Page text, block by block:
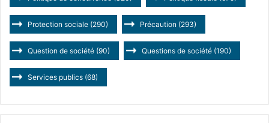
Protection sociale (290) Précaution (293)
Question de société (90) Questions de société (190)
Services publics (68)